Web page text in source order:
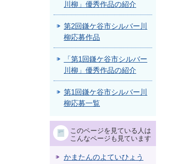
川柳」優秀作品の紹介
第2回鎌ケ谷市シルバー川
柳応募作品
「第1回鎌ケ谷市シルバー
川柳」優秀作品の紹介
第1回鎌ケ谷市シルバー川
柳応募一覧
このページを見ている人は
こんなページも見ています
かまたんのよていひょう